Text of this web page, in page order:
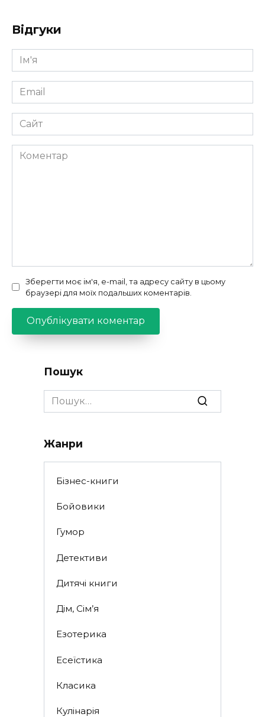
Відгуки
Ім'я
*
Email
*
Сайт
Коментар
Зберегти моє ім'я, e-mail, та адресу сайту в цьому
браузері для моїх подальших коментарів.
Пошук
Search
for:
Жанри
Бізнес-книги
Бойовики
Гумор
Детективи
Дитячі книги
Дім, Сім’я
Езотерика
Есеїстика
Класика
Кулінарія